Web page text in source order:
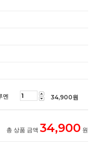
멘 34,900원
총 상품 금액 34,900 원